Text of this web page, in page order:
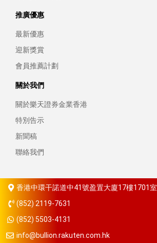
推廣優惠
最新優惠
迎新獎賞
會員推薦計劃
關於我們
關於樂天證券金業香港
特別告示
新聞稿
聯絡我們
香港中環干諾道中41號盈置大廈17樓1701室
(852) 2119-7631
(852) 5503-4131
info@bullion.rakuten.com.hk